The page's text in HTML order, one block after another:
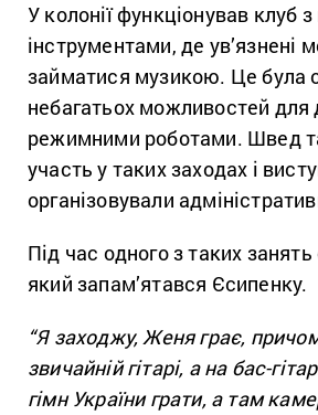
У колонії функціонував клуб
інструментами, де ув’язнені
займатися музикою. Це була
небагатьох можливостей для
режимними роботами. Швед
участь у таких заходах і
організовували
Під час одного з таких
який запам’ятався Єсипенку.
“Я заходжу, Женя грає,
звичайній гітарі, а на бас-
гімн України грати, а там